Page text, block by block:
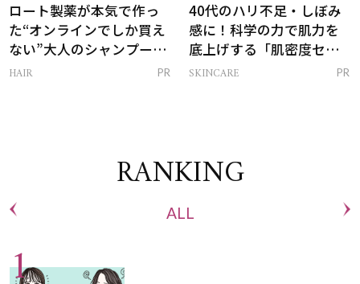
ロート製薬が本気で作っ
た“オンラインでしか買え
ない”大人のシャンプー＆
トリートメントって？
HAIR PR
40代のハリ不足・しぼみ
感に！科学の力で肌力を
底上げする「肌密度セラ
ム」
SKINCARE PR
RANKING
ALL